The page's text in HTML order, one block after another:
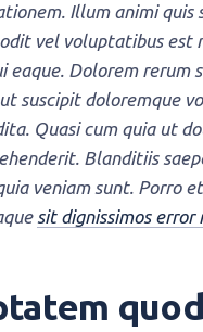
Illum animi quis
vel voluptatibus est
eaque. Dolorem
suscipit doloremque
Quasi cum quia ut
Blanditiis
veniam sunt. Porro
sit dignissimos error